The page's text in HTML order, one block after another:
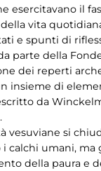
esercitavano il
vita
e spunti di
parte della
dei reperti
insieme di
da
vesuviane si
i calchi umani,
della paura e